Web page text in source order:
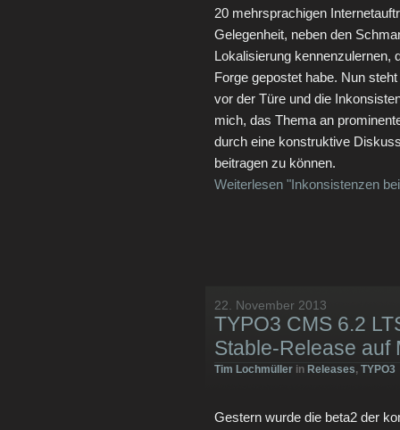
20 mehrsprachigen
Gelegenheit, neben den
Lokalisierung kennenzulernen,
Forge gepostet habe. Nun
vor der Türe und die
mich, das Thema an
durch eine konstruktive
beitragen zu können.
Weiterlesen "Inkonsistenzen
22. November 2013
TYPO3 CMS 6.2
Stable-Release auf
Tim Lochmüller in Releases, TYPO3
Gestern wurde die beta2 der